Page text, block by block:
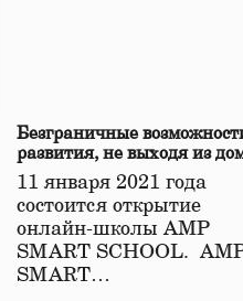
Безграничные
развития, не выходя из
11 января 2021 года
состоится открытие
онлайн-школы АМР
SMART SCHOOL.
SMART…